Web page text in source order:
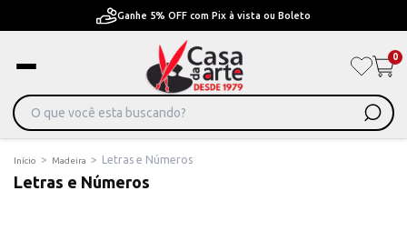
Ganhe 5% OFF com Pix à vista ou Boleto
0
Início > Madeira > Letras e Números
Letras e Números